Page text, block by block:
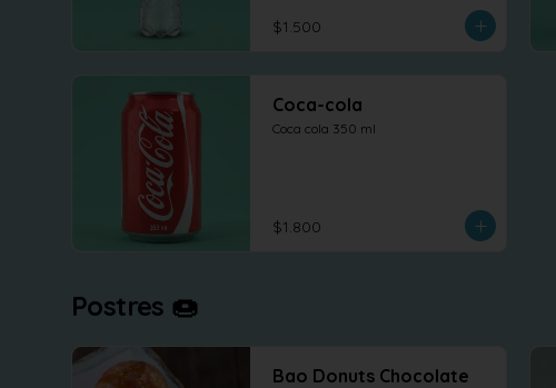
$1.500
Coca-cola
Coca cola 350 ml
$1.800
Postres 🍩
Bao Donuts Chocolate